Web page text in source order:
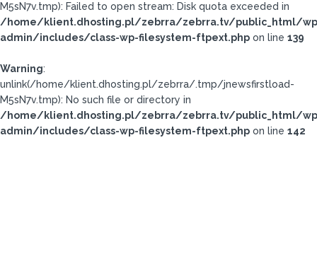
M5sN7v.tmp): Failed to open stream: Disk quota exceeded in
/home/klient.dhosting.pl/zebrra/zebrra.tv/public_html/
admin/includes/class-wp-filesystem-ftpext.php on line 139
Warning:
unlink(/home/klient.dhosting.pl/zebrra/.tmp/jnewsfirstload-
M5sN7v.tmp): No such file or directory in
/home/klient.dhosting.pl/zebrra/zebrra.tv/public_html/
admin/includes/class-wp-filesystem-ftpext.php on line 142